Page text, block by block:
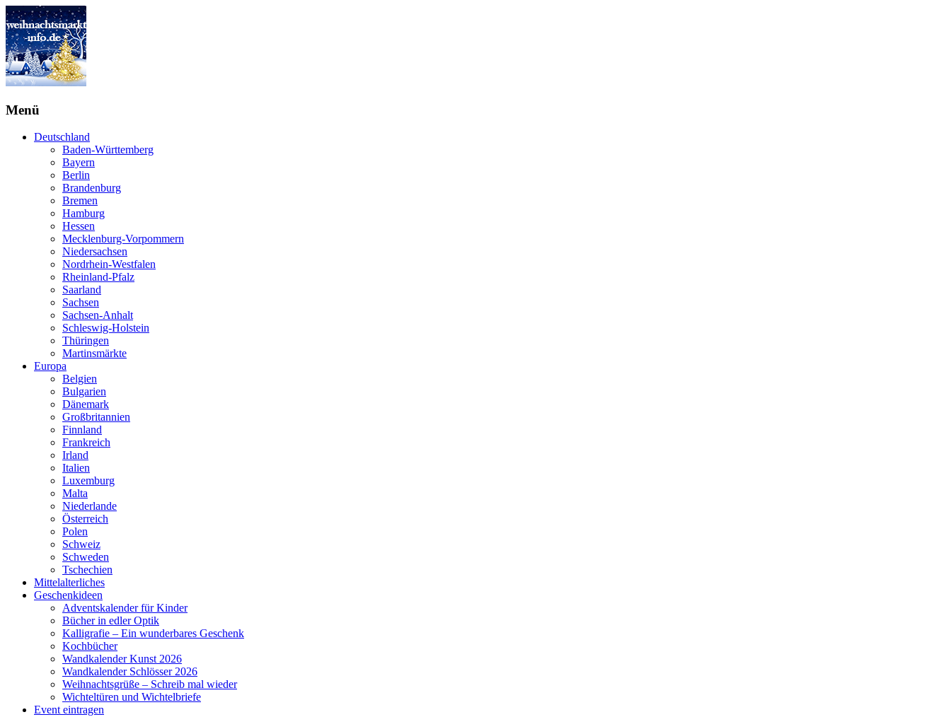
Menü
Deutschland
Baden-Württemberg
Bayern
Berlin
Brandenburg
Bremen
Hamburg
Hessen
Mecklenburg-Vorpommern
Niedersachsen
Nordrhein-Westfalen
Rheinland-Pfalz
Saarland
Sachsen
Sachsen-Anhalt
Schleswig-Holstein
Thüringen
Martinsmärkte
Europa
Belgien
Bulgarien
Dänemark
Großbritannien
Finnland
Frankreich
Irland
Italien
Luxemburg
Malta
Niederlande
Österreich
Polen
Schweiz
Schweden
Tschechien
Mittelalterliches
Geschenkideen
Adventskalender für Kinder
Bücher in edler Optik
Kalligrafie – Ein wunderbares Geschenk
Kochbücher
Wandkalender Kunst 2026
Wandkalender Schlösser 2026
Weihnachtsgrüße – Schreib mal wieder
Wichteltüren und Wichtelbriefe
Event eintragen